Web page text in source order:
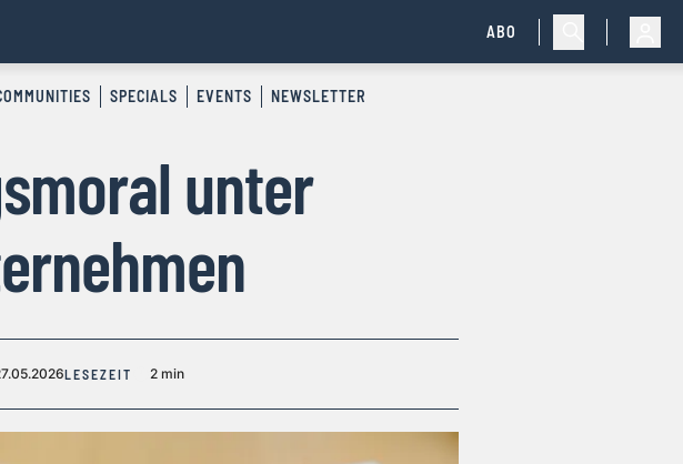
ABO
SPECIALS EVENTS NEWSLETTER
unter
LESEZEIT 2 min